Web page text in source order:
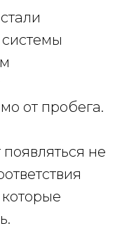
от пробега.
не